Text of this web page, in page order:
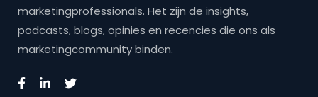
marketingprofessionals. Het zijn de insights,
podcasts, blogs, opinies en recencies die ons als
marketingcommunity binden.